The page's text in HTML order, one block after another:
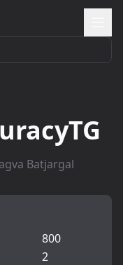
Batjargal
800
2